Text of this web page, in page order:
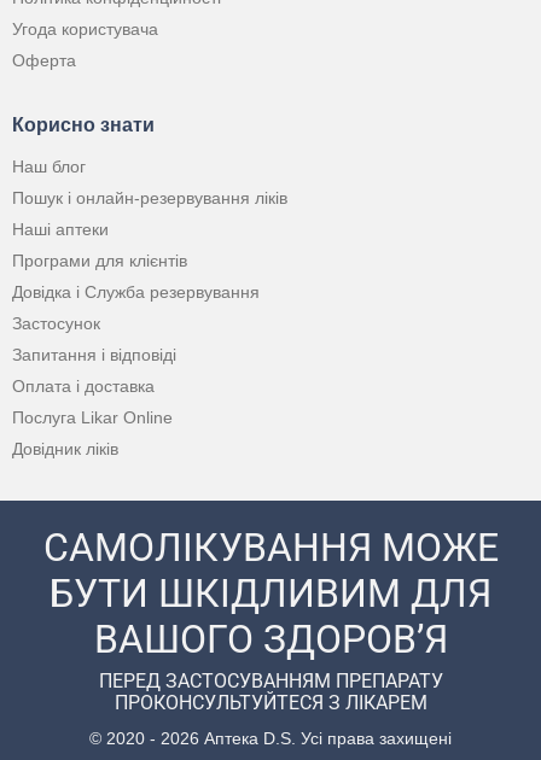
Угода користувача
Оферта
Корисно знати
Наш блог
Пошук і онлайн-резервування ліків
Наші аптеки
Програми для клієнтів
Довідка і Служба резервування
Застосунок
Запитання і відповіді
Оплата і доставка
Послуга Likar Online
Довідник ліків
САМОЛІКУВАННЯ МОЖЕ
БУТИ ШКІДЛИВИМ ДЛЯ
ВАШОГО ЗДОРОВ’Я
ПЕРЕД ЗАСТОСУВАННЯМ ПРЕПАРАТУ
ПРОКОНСУЛЬТУЙТЕСЯ З ЛІКАРЕМ
© 2020 - 2026 Аптека D.S. Усі права захищені